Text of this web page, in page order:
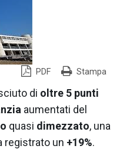
PDF Stampa
di oltre 5 punti
aumentati del
quasi dimezzato, una
registrato un +19%.